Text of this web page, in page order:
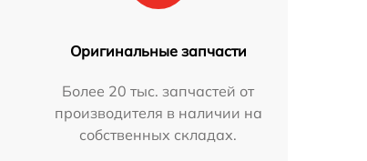
Оригинальные запчасти
Более 20 тыс. запчастей от
производителя в наличии на
собственных складах.